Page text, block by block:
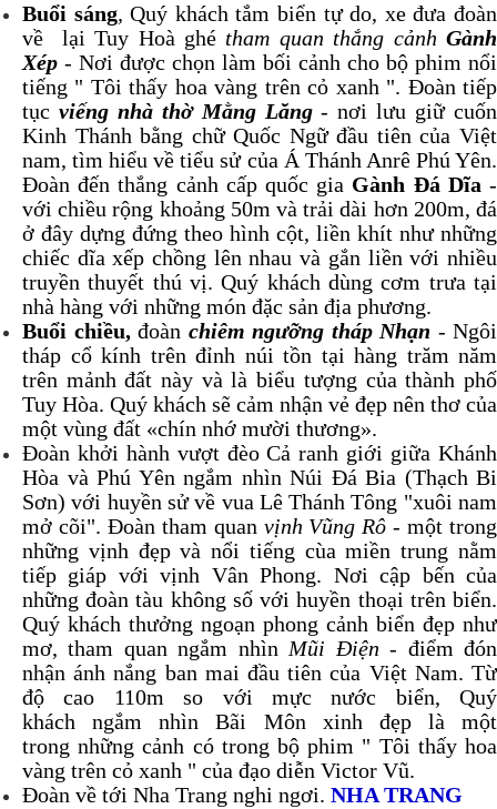
Buổi sáng,Quý khách tắm biển tự do, xe đưa đoàn
về lại Tuy Hoà ghé tham quan thắng cảnhGành
Xép - Nơi được chọn làm bối cảnh cho bộ phim nổi
tiếng " Tôi thấy hoa vàng trên cỏ xanh ". Đoàn tiếp
tục viếng nhà thờ Mằng Lăng- nơi lưu giữ cuốn
Kinh Thánh bằng chữ Quốc Ngữ đầu tiên của Việt
nam, tìm hiểu về tiểu sử của Á Thánh Anrê Phú Yên.
Đoàn đến thắng cảnh cấp quốc gia Gành Đá Dĩa -
với chiều rộng khoảng 50m và trải dài hơn 200m, đá
ở đây dựng đứng theo hình cột, liền khít như những
chiếc dĩa xếp chồng lên nhau và gắn liền với nhiều
truyền thuyết thú vị. Quý khách dùng cơm trưa tại
nhà hàng với những món đặc sản địa phương.
Buổi chiều, đoàn chiêm ngưỡng tháp Nhạn - Ngôi
tháp cổ kính trên đỉnh núi tồn tại hàng trăm năm
trên mảnh đất này và là biểu tượng của thành phố
Tuy Hòa. Quý khách sẽ cảm nhận vẻ đẹp nên thơ của
một vùng đất «chín nhớ mười thương».
Đoàn khởi hành vượt đèo Cả ranh giới giữa Khánh
Hòa và Phú Yên ngắm nhìn Núi Đá Bia (Thạch Bi
Sơn) với huyền sử về vua Lê Thánh Tông "xuôi nam
mở cõi". Đoàn tham quan vịnh Vũng Rô - một trong
những vịnh đẹp và nổi tiếng cùa miền trung nằm
tiếp giáp với vịnh Vân Phong. Nơi cập bến của
những đoàn tàu không số với huyền thoại trên biển.
Quý khách thưởng ngoạn phong cảnh biển đẹp như
mơ, tham quan ngắm nhìn Mũi Điện- điểm đón
nhận ánh nắng ban mai đầu tiên của Việt Nam. Từ
độ cao 110m so với mực nước biển, Quý
khách ngắm nhìn Bãi Môn xinh đẹp là một
trong những cảnh có trong bộ phim " Tôi thấy hoa
vàng trên cỏ xanh " của đạo diễn Victor Vũ.
Đoàn về tới Nha Trang nghi ngơi. NHA TRANG